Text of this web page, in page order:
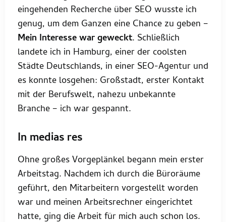
eingehenden Recherche über SEO wusste ich
genug, um dem Ganzen eine Chance zu geben –
Mein Interesse war geweckt. Schließlich
landete ich in Hamburg, einer der coolsten
Städte Deutschlands, in einer SEO-Agentur und
es konnte losgehen: Großstadt, erster Kontakt
mit der Berufswelt, nahezu unbekannte
Branche – ich war gespannt.
In medias res
Ohne großes Vorgeplänkel begann mein erster
Arbeitstag. Nachdem ich durch die Büroräume
geführt, den Mitarbeitern vorgestellt worden
war und meinen Arbeitsrechner eingerichtet
hatte, ging die Arbeit für mich auch schon los.